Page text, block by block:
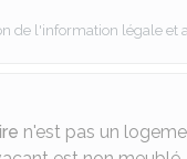
de l'information légale et
n'est pas un